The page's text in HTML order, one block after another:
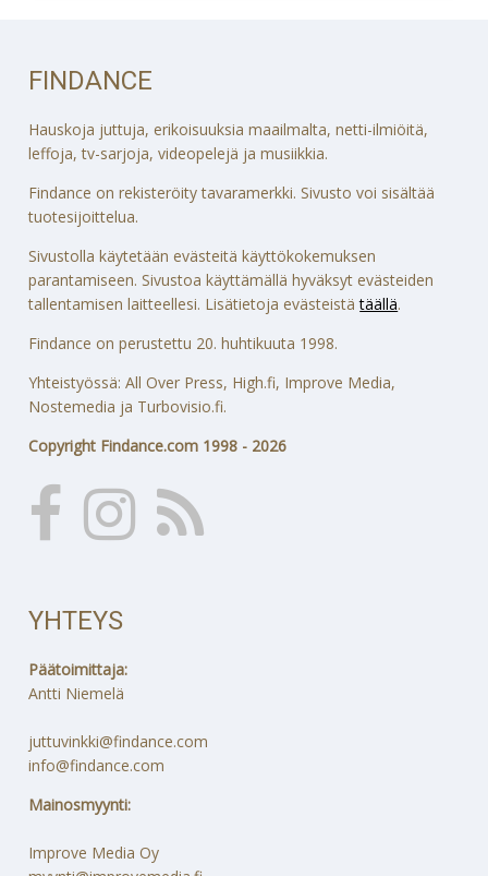
FINDANCE
Hauskoja juttuja, erikoisuuksia maailmalta, netti-ilmiöitä,
leffoja, tv-sarjoja, videopelejä ja musiikkia.
Findance on rekisteröity tavaramerkki. Sivusto voi sisältää
tuotesijoittelua.
Sivustolla käytetään evästeitä käyttökokemuksen
parantamiseen. Sivustoa käyttämällä hyväksyt evästeiden
tallentamisen laitteellesi. Lisätietoja evästeistätäällä.
Findance on perustettu 20. huhtikuuta 1998.
Yhteistyössä: All Over Press, High.fi, Improve Media,
Nostemedia ja Turbovisio.fi.
Copyright Findance.com 1998 - 2026
YHTEYS
Päätoimittaja:
Antti Niemelä
juttuvinkki@findance.com
info@findance.com
Mainosmyynti:
Improve Media Oy